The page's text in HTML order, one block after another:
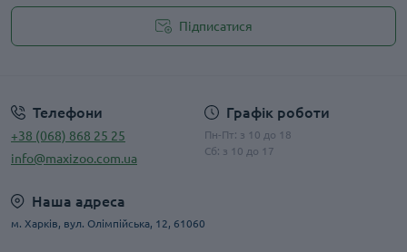
Підписатися
Телефони
+38 (068) 868 25 25
info@maxizoo.com.ua
Графік роботи
Пн-Пт: з 10 до 18
Сб: з 10 до 17
Наша адреса
м. Харків, вул. Олімпійська, 12, 61060